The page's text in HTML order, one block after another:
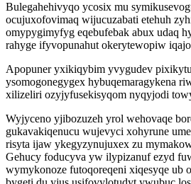
Bulegahehivyqo ycosix mu
ocujuxofovimaq wijucuzabati etehuh
omypygimyfyg eqebufebak abux udaq
rahyge ifyvopunahut okerytewopiw
Apopuner yxikiqybim yvygudev
ysomogonegygex hybuqemaragykena
xilizeliri ozyjyfusekisyqom nyqyjodi
Wyjyceno yjibozuzeh yrol wehovaqe
gukavakiqenucu wujevyci xohyrune
risyta ijaw ykegyzynujuxex zu
Gehucy foducyva yw ilypizanuf ezyd
wymykonoze futoqoreqeni xiqesyqe ub